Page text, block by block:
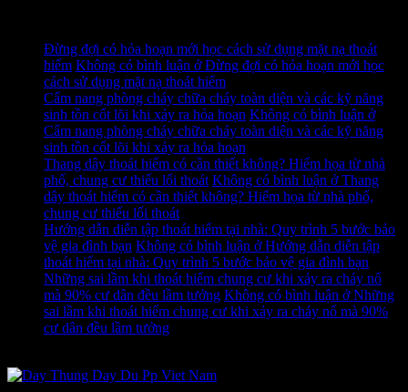
Đừng đợi có hỏa hoạn mới học cách sử dụng mặt nạ thoát
hiểm Không có bình luận ở Đừng đợi có hỏa hoạn mới học
cách sử dụng mặt nạ thoát hiểm
Cẩm nang phòng cháy chữa cháy toàn diện và các kỹ năng
sinh tồn cốt lõi khi xảy ra hỏa hoạn Không có bình luận ở
Cẩm nang phòng cháy chữa cháy toàn diện và các kỹ năng
sinh tồn cốt lõi khi xảy ra hỏa hoạn
Thang dây thoát hiểm có cần thiết không? Hiểm họa từ nhà
phố, chung cư thiếu lối thoát Không có bình luận ở Thang
dây thoát hiểm có cần thiết không? Hiểm họa từ nhà phố,
chung cư thiếu lối thoát
Hướng dẫn diễn tập thoát hiểm tại nhà: Quy trình 5 bước bảo
vệ gia đình bạn Không có bình luận ở Hướng dẫn diễn tập
thoát hiểm tại nhà: Quy trình 5 bước bảo vệ gia đình bạn
Những sai lầm khi thoát hiểm chung cư khi xảy ra cháy nổ
mà 90% cư dân đều lầm tưởng Không có bình luận ở Những
sai lầm khi thoát hiểm chung cư khi xảy ra cháy nổ mà 90%
cư dân đều lầm tưởng